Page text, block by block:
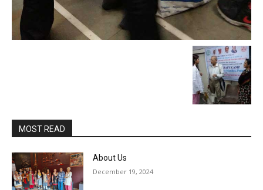
MOST READ
About Us
December 19, 2024